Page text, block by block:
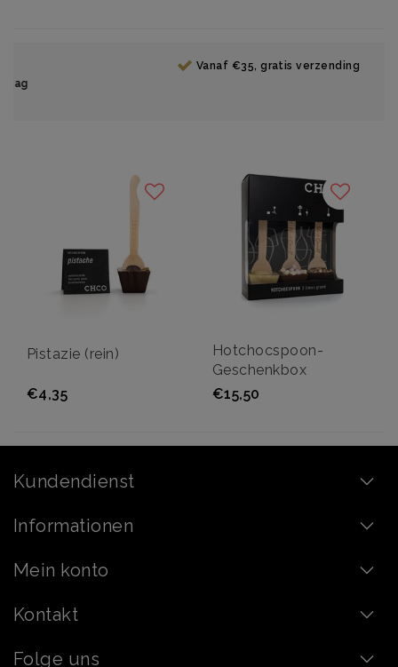
Vanaf €35, gratis verzending
Pistazie (rein)
€4,35
Hotchocspoon-
Geschenkbox
€15,50
Kundendienst
Informationen
Mein konto
Kontakt
Folge uns